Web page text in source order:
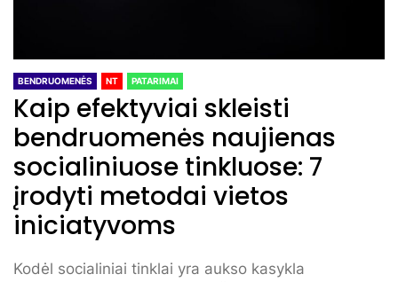
BENDRUOMENĖS NT PATARIMAI
Kaip efektyviai skleisti
bendruomenės naujienas
socialiniuose tinkluose: 7
įrodyti metodai vietos
iniciatyvoms
Kodėl socialiniai tinklai yra aukso kasykla